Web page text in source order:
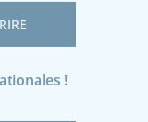
!